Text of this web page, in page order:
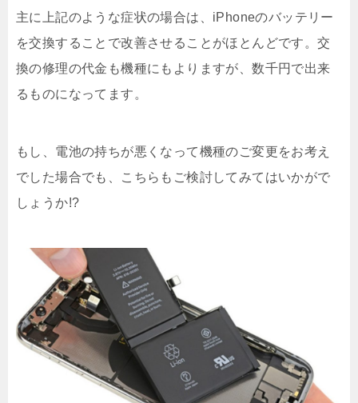
主に上記のような症状の場合は、iPhoneのバッテリー
を交換することで改善させることがほとんどです。交
換の修理の代金も機種にもよりますが、数千円で出来
るものになってます。
もし、電池の持ちが悪くなって機種のご変更をお考え
でした場合でも、こちらもご検討してみてはいかがで
しょうか!?